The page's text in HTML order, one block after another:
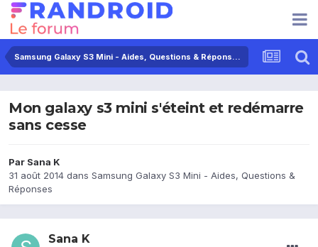
Samsung Galaxy S3 Mini - Aides, Questions & Réponses
Mon galaxy s3 mini s'éteint et redémarre
sans cesse
Par Sana K
31 août 2014 dans Samsung Galaxy S3 Mini - Aides, Questions &
Réponses
Sana K